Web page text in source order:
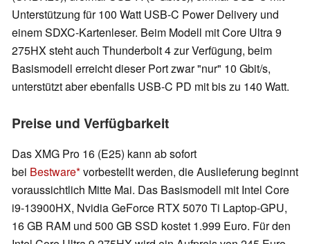
Unterstützung für 100 Watt USB-C Power Delivery und
einem SDXC-Kartenleser. Beim Modell mit Core Ultra 9
275HX steht auch Thunderbolt 4 zur Verfügung, beim
Basismodell erreicht dieser Port zwar "nur" 10 Gbit/s,
unterstützt aber ebenfalls USB-C PD mit bis zu 140 Watt.
Preise und Verfügbarkeit
Das XMG Pro 16 (E25) kann ab sofort
bei Bestware vorbestellt werden, die Auslieferung beginnt
voraussichtlich Mitte Mai. Das Basismodell mit Intel Core
i9-13900HX, Nvidia GeForce RTX 5070 Ti Laptop-GPU,
16 GB RAM und 500 GB SSD kostet 1.999 Euro. Für den